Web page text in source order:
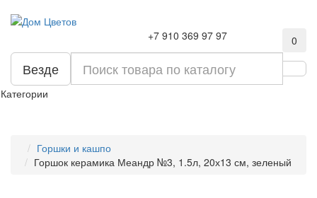
+7 910 369 97 97 0
Везде
Категории
Горшки и кашпо
Горшок керамика Меандр №3, 1.5л, 20х13 см, зеленый